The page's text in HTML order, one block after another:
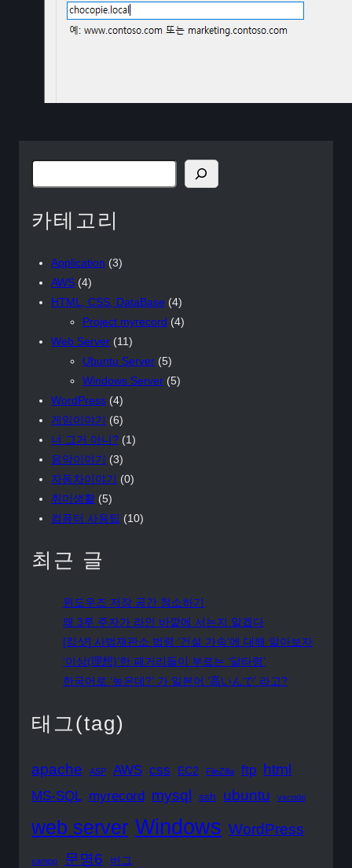
索
카테고리
Application (3)
AWS (4)
HTML, CSS, DataBase (4)
Project myrecord (4)
Web Server (11)
Ubuntu Server (5)
Windows Server (5)
WordPress (4)
게임이야기 (6)
너 그거 아니? (1)
음악이야기 (3)
자동차이야기 (0)
취미생활 (5)
컴퓨터 사용팁 (10)
최근 글
윈도우즈 저장 공간 청소하기
왜 3루 주자가 라인 바깥에 서는지 알겠다
[킹샷] 사법재판소 법령 ‘건설 가속’에 대해 알아보자
‘이상(理想)’한 패거리들이 부르는 ‘달타령’
한국어로 ‘높은데?’ 가 일본어 ‘高いんで’ 라고?
태그(tag)
apache ASP AWS css EC2 FileZilla ftp html
MS-SQL myrecord mysql ssh ubuntu vscode
web server Windows WordPress
xampp 문명6 버그